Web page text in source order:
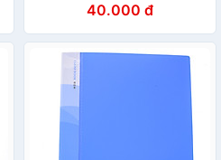
40.000 đ